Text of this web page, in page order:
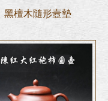
黑檀木隨形壼墊